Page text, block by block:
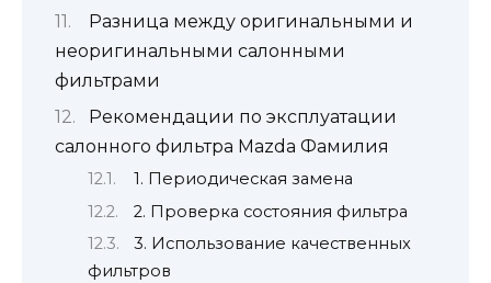
Разница между оригинальными и
неоригинальными салонными
фильтрами
Рекомендации по эксплуатации
салонного фильтра Mazda Фамилия
1. Периодическая замена
2. Проверка состояния фильтра
3. Использование качественных
фильтров